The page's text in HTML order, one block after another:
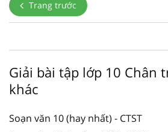
Trang trước
Giải bài tập lớp 10 Chân
khác
Soạn văn 10 (hay nhất) - CTST